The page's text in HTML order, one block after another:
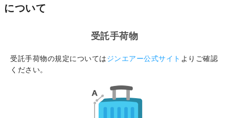
について
受託手荷物
受託手荷物の規定についてはジンエアー公式サイト よりご確認
ください。